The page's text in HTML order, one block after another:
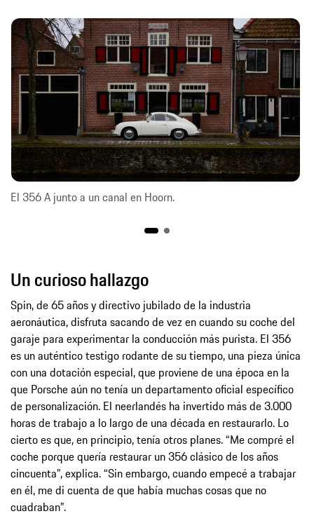
El 356 A junto a un canal en Hoorn.
Un curioso hallazgo
Spin, de 65 años y directivo jubilado de la industria
aeronáutica, disfruta sacando de vez en cuando su coche del
garaje para experimentar la conducción más purista. El 356
es un auténtico testigo rodante de su tiempo, una pieza única
con una dotación especial, que proviene de una época en la
que Porsche aún no tenía un departamento oficial específico
de personalización. El neerlandés ha invertido más de 3.000
horas de trabajo a lo largo de una década en restaurarlo. Lo
cierto es que, en principio, tenía otros planes. “Me compré el
coche porque quería restaurar un 356 clásico de los años
cincuenta”, explica. “Sin embargo, cuando empecé a trabajar
en él, me di cuenta de que había muchas cosas que no
cuadraban”.